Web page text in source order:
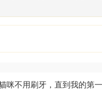
咪不用刷牙，直到我的第